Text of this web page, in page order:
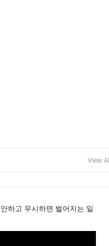
View All
하고 무시하면 벌어지는 일